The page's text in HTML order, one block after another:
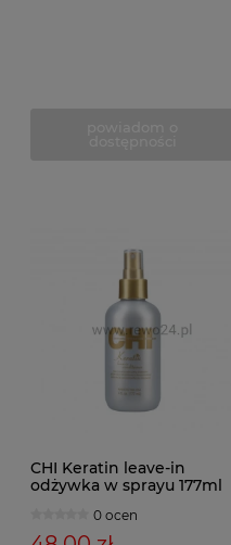
CHI Keratin leave-in
odżywka w sprayu 177ml
0 ocen